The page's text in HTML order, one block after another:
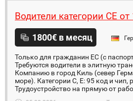
Водители категории СЕ
1800€ в месяц
Только для гражданин ЕС (с
Требуются водители в элитную
Компанию в город Киль (север
море). Категории С, Е: 95 код и чип,
Трудоустройство на прямую от